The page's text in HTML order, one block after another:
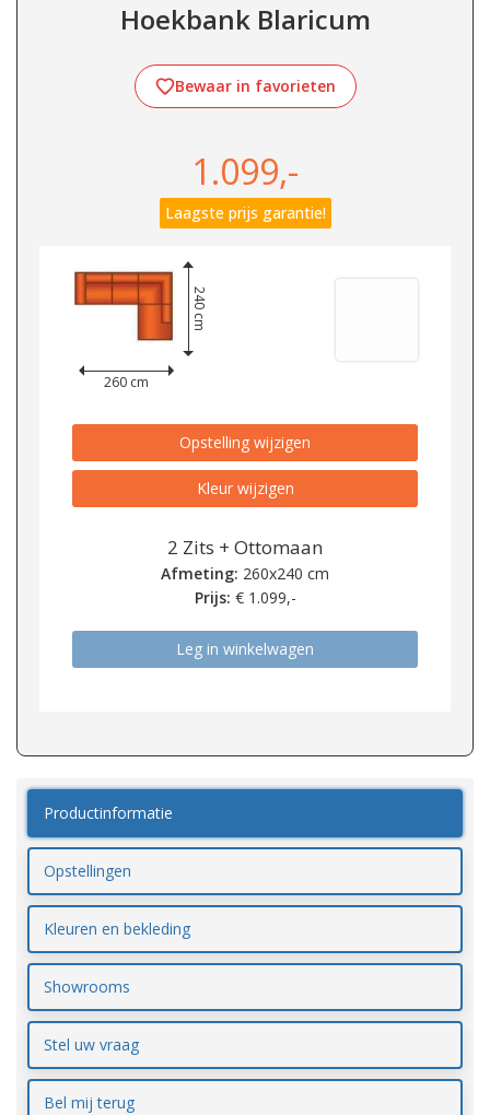
Hoekbank Blaricum
Bewaar in favorieten
1.099,-
Laagste prijs garantie!
260 cm
240 cm
Opstelling wijzigen
Kleur wijzigen
2 Zits + Ottomaan
Afmeting: 260x240 cm
Prijs: € 1.099,-
Leg in winkelwagen
Productinformatie
Opstellingen
Kleuren en bekleding
Showrooms
Stel uw vraag
Bel mij terug